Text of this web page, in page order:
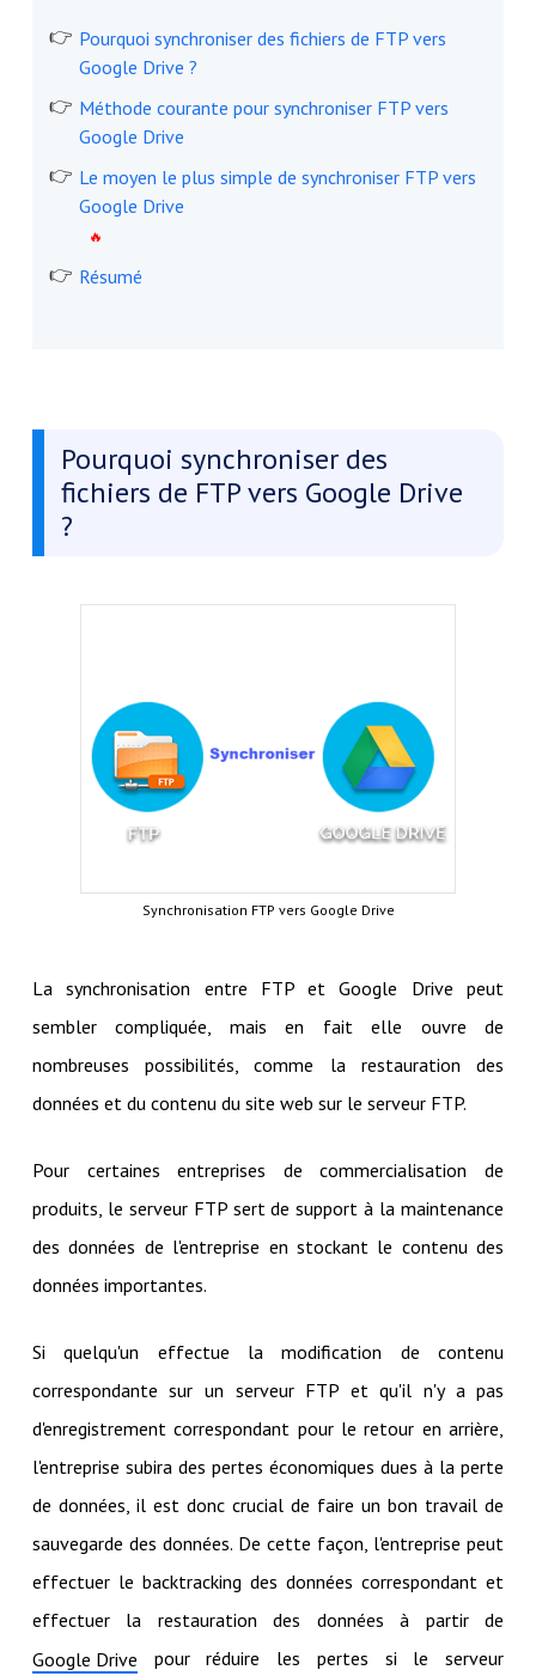
Pourquoi synchroniser des fichiers de FTP vers
Google Drive ?
Méthode courante pour synchroniser FTP vers
Google Drive
Le moyen le plus simple de synchroniser FTP vers
Google Drive
Résumé
Pourquoi synchroniser des
fichiers de FTP vers Google Drive
?
Synchronisation FTP vers Google Drive
La synchronisation entre FTP et Google Drive peut
sembler compliquée, mais en fait elle ouvre de
nombreuses possibilités, comme la restauration des
données et du contenu du site web sur le serveur FTP.
Pour certaines entreprises de commercialisation de
produits, le serveur FTP sert de support à la maintenance
des données de l'entreprise en stockant le contenu des
données importantes.
Si quelqu'un effectue la modification de contenu
correspondante sur un serveur FTP et qu'il n'y a pas
d'enregistrement correspondant pour le retour en arrière,
l'entreprise subira des pertes économiques dues à la perte
de données, il est donc crucial de faire un bon travail de
sauvegarde des données. De cette façon, l'entreprise peut
effectuer le backtracking des données correspondant et
effectuer la restauration des données à partir de
Google Drive pour réduire les pertes si le serveur